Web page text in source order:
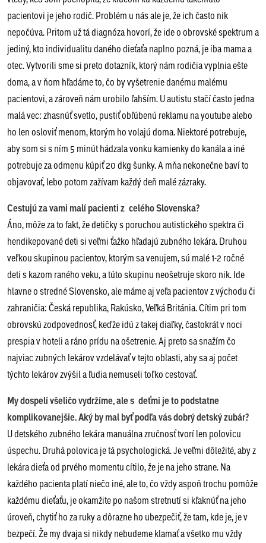
pacientovi je jeho rodič. Problém u nás ale je, že ich často nik
nepočúva. Pritom už tá diagnóza hovorí, že ide o obrovské spektrum a
jediný, kto individualitu daného dieťaťa naplno pozná, je iba mama a
otec. Vytvorili sme si preto dotazník, ktorý nám rodičia vyplnia ešte
doma, a v ňom hľadáme to, čo by vyšetrenie danému malému
pacientovi, a zároveň nám urobilo ľahším. U autistu stačí často jedna
malá vec: zhasnúť svetlo, pustiť obľúbenú reklamu na youtube alebo
ho len osloviť menom, ktorým ho volajú doma. Niektoré potrebuje,
aby som si s ním 5 minút hádzala vonku kamienky do kanála a iné
potrebuje za odmenu kúpiť 20 dkg šunky. A mňa nekonečne baví to
objavovať, lebo potom zažívam každý deň malé zázraky.
Cestujú za vami malí pacienti z celého Slovenska?
Áno, môže za to fakt, že detičky s poruchou autistického spektra či
hendikepované deti si veľmi ťažko hľadajú zubného lekára. Druhou
veľkou skupinou pacientov, ktorým sa venujem, sú malé 1-2 ročné
deti s kazom raného veku, a túto skupinu neošetruje skoro nik. Ide
hlavne o stredné Slovensko, ale máme aj veľa pacientov z východu či
zahraničia: Česká republika, Rakúsko, Veľká Británia. Cítim pri tom
obrovskú zodpovednosť, keďže idú z takej diaľky, častokrát v noci
prespia v hoteli a ráno prídu na ošetrenie. Aj preto sa snažím čo
najviac zubných lekárov vzdelávať v tejto oblasti, aby sa aj počet
týchto lekárov zvýšil a ľudia nemuseli toľko cestovať.
My dospelí všeličo vydržíme, ale s deťmi je to podstatne
komplikovanejšie. Aký by mal byť podľa vás dobrý detský zubár?
U detského zubného lekára manuálna zručnosť tvorí len polovicu
úspechu. Druhá polovica je tá psychologická. Je veľmi dôležité, aby z
lekára dieťa od prvého momentu cítilo, že je na jeho strane. Na
každého pacienta platí niečo iné, ale to, čo vždy aspoň trochu pomôže
každému dieťaťu, je okamžite po našom stretnutí si kľaknúť na jeho
úroveň, chytiť ho za ruky a dôrazne ho ubezpečiť, že tam, kde je, je v
bezpečí. Že my dvaja si nikdy nebudeme klamať a všetko mu vždy